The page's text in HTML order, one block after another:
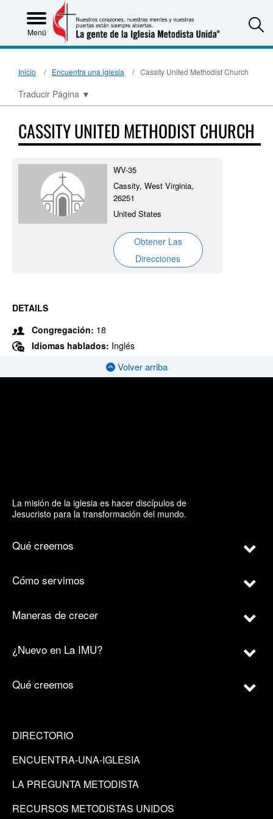
Menú
Inicio Encuentra una iglesia Cassity United Methodist Church
Traducir Página ▼
CASSITY UNITED METHODIST CHURCH
WV-35
Cassity, West Virginia,
26251
United States
Obtener Las
Direcciones
DETAILS
Congregación: 18
Idiomas hablados: Inglés
Volver arriba
La misión de la iglesia es hacer discípulos de
Jesucristo para la transformación del mundo.
Qué creemos
Cómo servimos
Maneras de crecer
¿Nuevo en La IMU?
Qué creemos
DIRECTORIO
ENCUENTRA-UNA-IGLESIA
LA PREGUNTA METODISTA
RECURSOS METODISTAS UNIDOS